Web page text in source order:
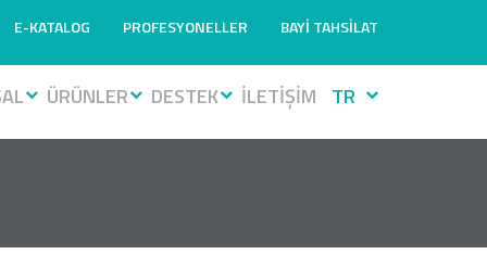
E-KATALOG PROFESYONELLER BAYİ TAHSİLAT
ÜRÜNLER DESTEK İLETİŞİM TR